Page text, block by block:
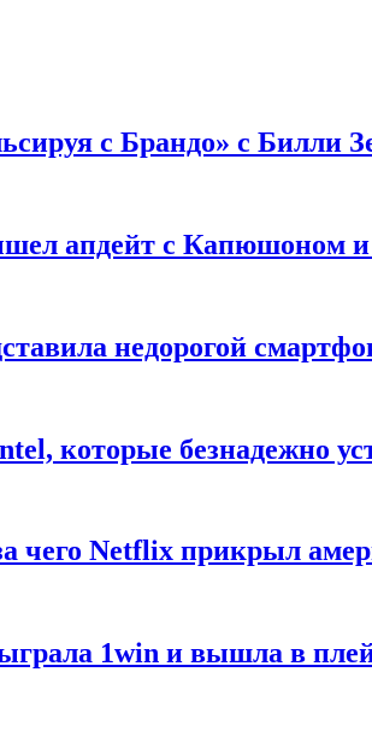
с Брандо» с Билли
апдейт с Капюшоном
недорогой
которые безнадежно
чего Netflix прикрыл
1win и вышла в